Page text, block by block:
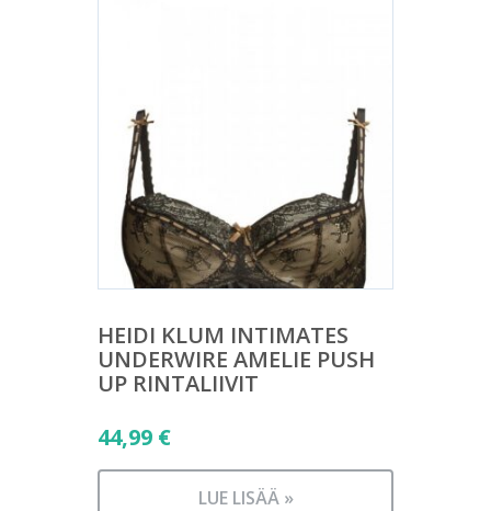
HEIDI KLUM INTIMATES
UNDERWIRE AMELIE PUSH
UP RINTALIIVIT
44,99 €
LUE LISÄÄ »